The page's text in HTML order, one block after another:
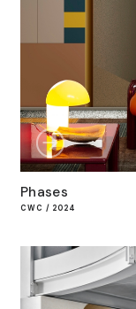
Phases
CWC / 2024